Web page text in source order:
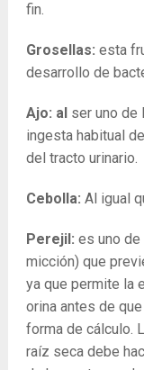
fin.
Grosellas: esta
desarrollo de
Ajo: alser uno de
ingesta habitual
del tracto urinario.
Cebolla: Al igual
Perejil: es uno
micción) que
ya que permite la
orina antes de
forma de cálculo.
raíz seca debe